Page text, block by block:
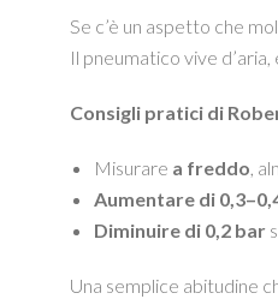
Se c’è un aspetto che
Il pneumatico vive
Consigli pratici di
Misurare a freddo,
Aumentare di
Diminuire di 0,2 bar
Una semplice abitudine